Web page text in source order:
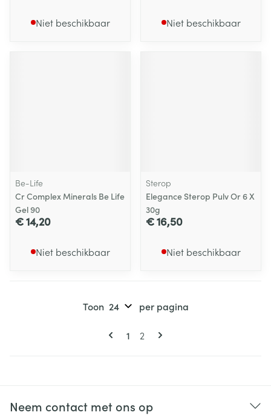
Niet beschikbaar Niet beschikbaar
Be-Life
Cr Complex Minerals Be Life
Gel 90
€ 14,20
Niet beschikbaar
Sterop
Elegance Sterop Pulv Or 6 X
30g
€ 16,50
Niet beschikbaar
Pagina's
U lees momenteel pagina
1 Pagina
2
Toon per pagina
Neem contact met ons op